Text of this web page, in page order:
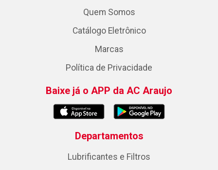
Quem Somos
Catálogo Eletrônico
Marcas
Política de Privacidade
Baixe já o APP da AC Araujo
Departamentos
Lubrificantes e Filtros